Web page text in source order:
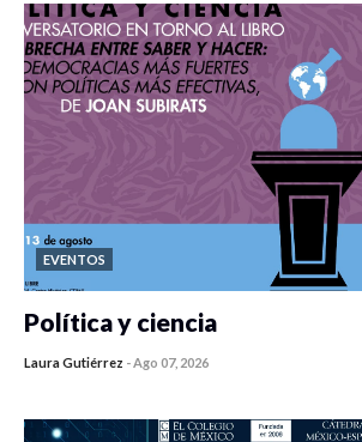
EVENTOS
Política y ciencia
Laura Gutiérrez -Ago 07, 2026